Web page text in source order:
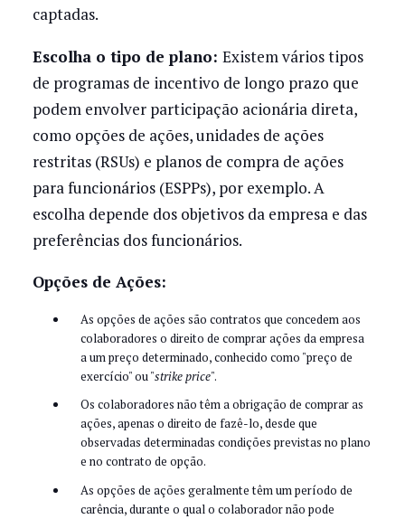
captadas.
Escolha o tipo de plano: Existem vários tipos
de programas de incentivo de longo prazo que
podem envolver participação acionária direta,
como opções de ações, unidades de ações
restritas (RSUs) e planos de compra de ações
para funcionários (ESPPs), por exemplo. A
escolha depende dos objetivos da empresa e das
preferências dos funcionários.
Opções de Ações:
As opções de ações são contratos que concedem aos
colaboradores o direito de comprar ações da empresa
a um preço determinado, conhecido como "preço de
exercício" ou "strike price".
Os colaboradores não têm a obrigação de comprar as
ações, apenas o direito de fazê-lo, desde que
observadas determinadas condições previstas no plano
e no contrato de opção.
As opções de ações geralmente têm um período de
carência, durante o qual o colaborador não pode